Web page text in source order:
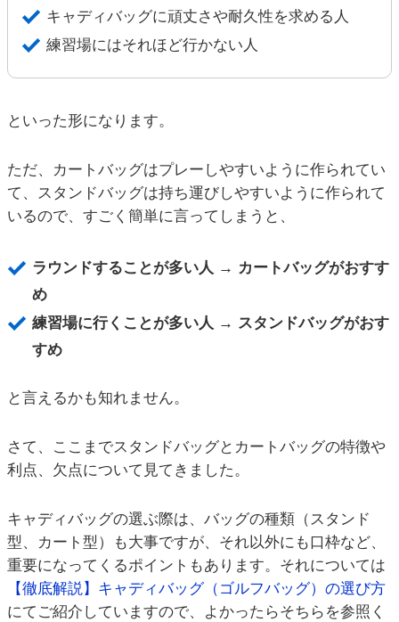
キャディバッグに頑丈さや耐久性を求める人
練習場にはそれほど行かない人
といった形になります。
ただ、カートバッグはプレーしやすいように作られてい
て、スタンドバッグは持ち運びしやすいように作られて
いるので、すごく簡単に言ってしまうと、
ラウンドすることが多い人 → カートバッグがおすす
め
練習場に行くことが多い人 → スタンドバッグがおす
すめ
と言えるかも知れません。
さて、ここまでスタンドバッグとカートバッグの特徴や
利点、欠点について見てきました。
キャディバッグの選ぶ際は、バッグの種類（スタンド
型、カート型）も大事ですが、それ以外にも口枠など、
重要になってくるポイントもあります。それについては
【徹底解説】キャディバッグ（ゴルフバッグ）の選び方
にてご紹介していますので、よかったらそちらを参照く